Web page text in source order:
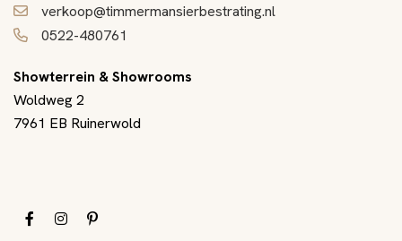
verkoop@timmermansierbestrating.nl
0522-480761
Showterrein & Showrooms
Woldweg 2
7961 EB Ruinerwold